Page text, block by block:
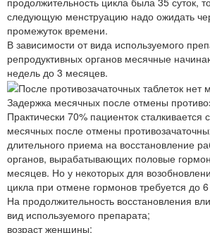
следующую менструацию надо ожидать
промежуток времени.
В зависимости от вида используемого
репродуктивных органов месячные
недель до 3 месяцев.
Задержка месячных после отмены
Практически 70% пациенток сталкивается
месячных после отмены
длительного приема на восстановление
органов, вырабатывающих половые
месяцев. Но у некоторых для
цикла при отмене гормонов требуется до
На продолжительность восстановления
вид используемого препарата;
возраст женщины;